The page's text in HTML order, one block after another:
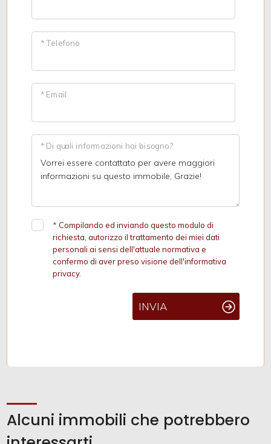
* Telefono
* Email
* Di quali informazioni hai bisogno?
* Compilando ed inviando questo modulo di
richiesta, autorizzo il trattamento dei miei dati
personali ai sensi dell'attuale normativa e
confermo di aver preso visione dell'informativa
privacy.
INVIA
Alcuni immobili che potrebbero